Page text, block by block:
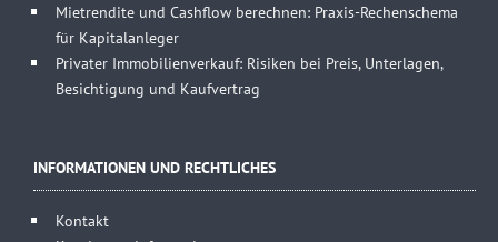
Mietrendite und Cashflow berechnen: Praxis-Rechenschema
für Kapitalanleger
Privater Immobilienverkauf: Risiken bei Preis, Unterlagen,
Besichtigung und Kaufvertrag
INFORMATIONEN UND RECHTLICHES
Kontakt